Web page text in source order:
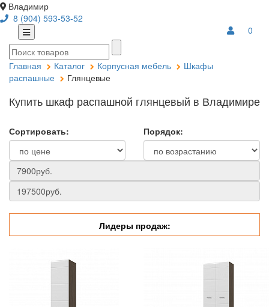
Владимир
8 (904) 593-53-52
0
Главная Каталог Корпусная мебель
Шкафы
распашные
Глянцевые
Купить шкаф распашной глянцевый в Владимире
Сортировать: Порядок:
Лидеры продаж: